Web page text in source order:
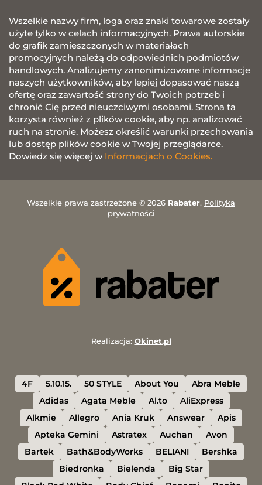
Wszelkie nazwy firm, loga oraz znaki towarowe zostały
użyte tylko w celach informacyjnych. Prawa autorskie
do grafik zamieszczonych w materiałach
promocyjnych należą do odpowiednich podmiotów
handlowych. Analizujemy zanonimizowane informacje
naszych użytkowników, aby lepiej dopasować naszą
ofertę oraz zawartość strony do Twoich potrzeb i
chronić Cię przed nieuczciwymi osobami. Strona ta
korzysta również z plików cookie, aby np. analizować
ruch na stronie. Możesz określić warunki przechowania
lub dostęp plików cookie w Twojej przeglądarce.
Dowiedz się więcej w Informacjach o Cookies.
Wszelkie prawa zastrzeżone © 2026 Rabater. Polityka
prywatności
Realizacja: Okinet.pl
4F 5.10.15. 50 STYLE About You
Abra Meble
Adidas
Agata Meble Al.to
AliExpress
Alkmie
Allegro Ania Kruk Answear
Apis
Apteka Gemini
Astratex Auchan
Avon
Bartek
Bath&BodyWorks BELIANI
Bershka
Biedronka
Bielenda
Big Star